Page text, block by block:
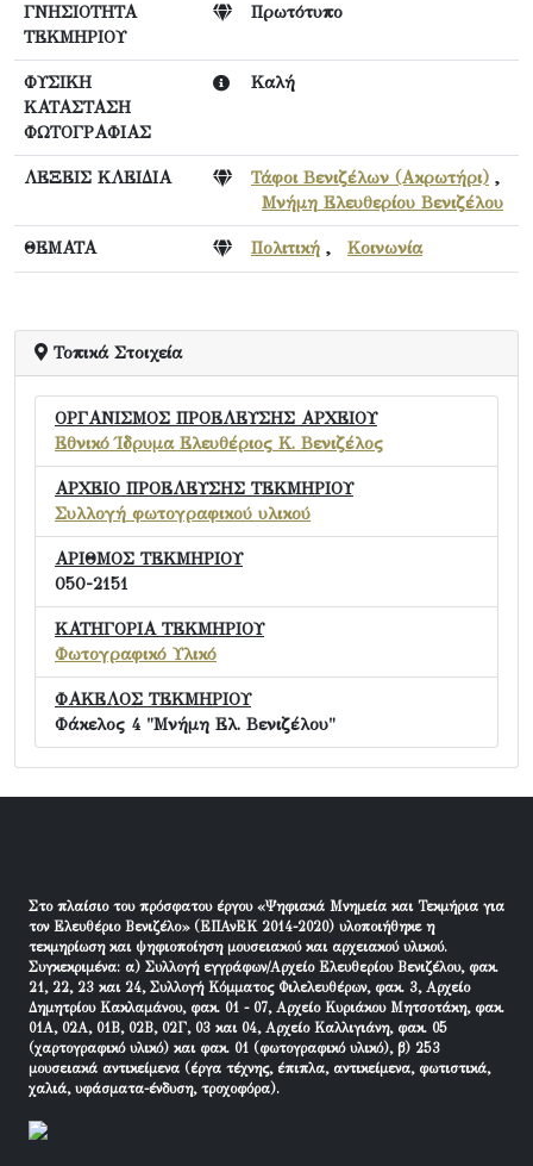
ΓΝΗΣΙΟΤΗΤΑ
ΤΕΚΜΗΡΙΟΥ
Πρωτότυπο
ΦΥΣΙΚΗ
ΚΑΤΑΣΤΑΣΗ
ΦΩΤΟΓΡΑΦΙΑΣ
Καλή
ΛΕΞΕΙΣ ΚΛΕΙΔΙΑ Τάφοι Βενιζέλων (Ακρωτήρι) ,
Μνήμη Ελευθερίου Βενιζέλου
ΘΕΜΑΤΑ Πολιτική , Κοινωνία
Τοπικά Στοιχεία
ΟΡΓΑΝΙΣΜΟΣ ΠΡΟΕΛΕΥΣΗΣ ΑΡΧΕΙΟΥ
Εθνικό Ίδρυμα Ελευθέριος Κ. Βενιζέλος
ΑΡΧΕΙΟ ΠΡΟΕΛΕΥΣΗΣ ΤΕΚΜΗΡΙΟΥ
Συλλογή φωτογραφικού υλικού
ΑΡΙΘΜΟΣ ΤΕΚΜΗΡΙΟΥ
050-2151
ΚΑΤΗΓΟΡΙΑ ΤΕΚΜΗΡΙΟΥ
Φωτογραφικό Υλικό
ΦΑΚΕΛΟΣ ΤΕΚΜΗΡΙΟΥ
Φάκελος 4 "Μνήμη Ελ. Βενιζέλου"
Στο πλαίσιο του πρόσφατου έργου «Ψηφιακά Μνημεία και Τεκμήρια για
τον Ελευθέριο Βενιζέλο» (ΕΠΑνΕΚ 2014-2020) υλοποιήθηκε η
τεκμηρίωση και ψηφιοποίηση μουσειακού και αρχειακού υλικού.
Συγκεκριμένα: α) Συλλογή εγγράφων/Αρχείο Ελευθερίου Βενιζέλου, φακ.
21, 22, 23 και 24, Συλλογή Κόμματος Φιλελευθέρων, φακ. 3, Αρχείο
Δημητρίου Κακλαμάνου, φακ. 01 - 07, Αρχείο Κυριάκου Μητσοτάκη, φακ.
01Α, 02Α, 01Β, 02Β, 02Γ, 03 και 04, Αρχείο Καλλιγιάνη, φακ. 05
(χαρτογραφικό υλικό) και φακ. 01 (φωτογραφικό υλικό), β) 253
μουσειακά αντικείμενα (έργα τέχνης, έπιπλα, αντικείμενα, φωτιστικά,
χαλιά, υφάσματα-ένδυση, τροχοφόρα).